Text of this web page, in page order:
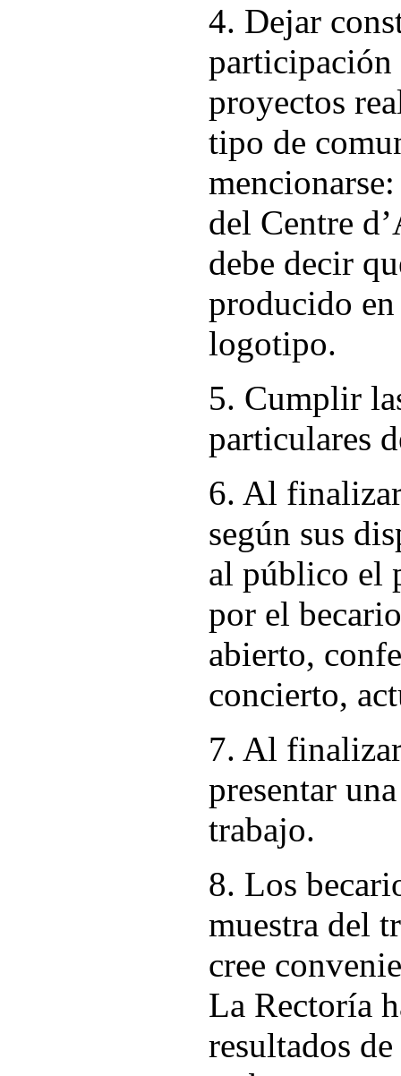
4. Dejar
proyectos
tipo de
del Centre
debe decir
producido
logotipo.
5. Cumplir
particulares
6. Al
según sus
al público el
por el
abierto,
concierto,
7. Al
presentar
trabajo.
8. Los
muestra del
cree
La Rectoría
resultados